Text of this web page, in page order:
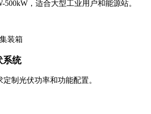
500kW，适合大型工业用户和能源站。
系统
制光伏功率和功能配置。